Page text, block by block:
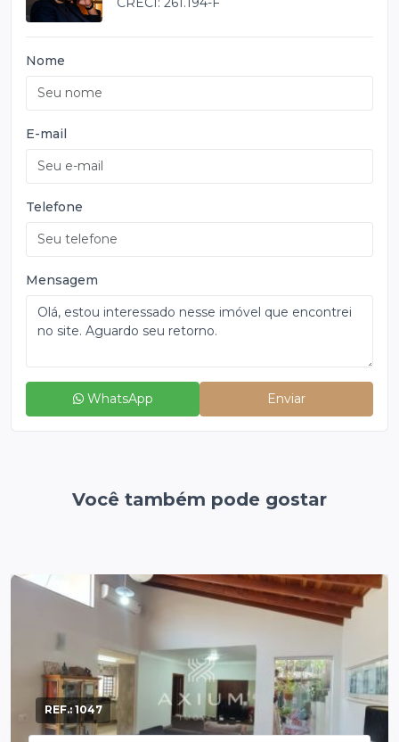
Nome
E-mail
Telefone
Mensagem
Enviar
WhatsApp
Você também pode gostar
REF.: 1047